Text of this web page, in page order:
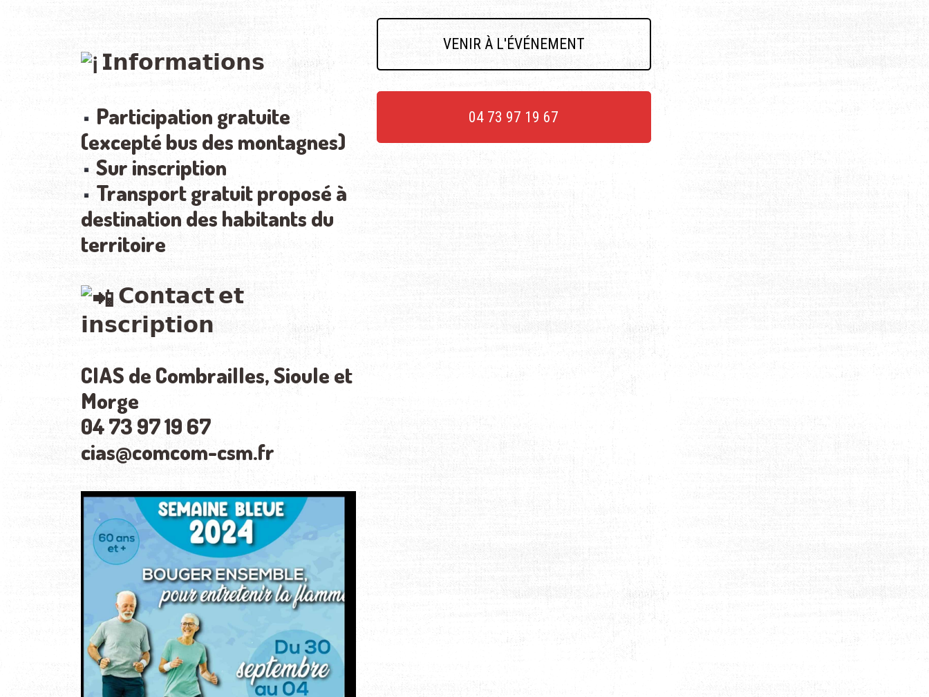
𝗜𝗻𝗳𝗼𝗿𝗺𝗮𝘁𝗶𝗼𝗻𝘀
Participation gratuite
(excepté bus des montagnes)
Sur inscription
Transport gratuit proposé à
destination des habitants du
territoire
𝗖𝗼𝗻𝘁𝗮𝗰𝘁 𝗲𝘁
𝗶𝗻𝘀𝗰𝗿𝗶𝗽𝘁𝗶𝗼𝗻
CIAS de Combrailles, Sioule et
Morge
04 73 97 19 67
cias@comcom-csm.fr
VENIR À L'ÉVÉNEMENT
04 73 97 19 67